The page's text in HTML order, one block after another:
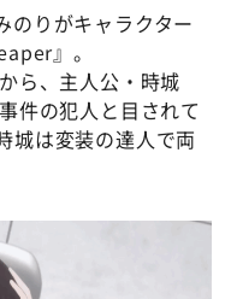
のりがキャラクター
』。
ら、主人公・時城
件の犯人と目されて
城は変装の達人で両